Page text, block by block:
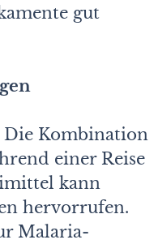
gut
Die Kombination
einer Reise
kann
hervorrufen.
Malaria-